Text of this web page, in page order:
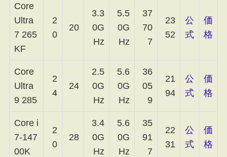
Core
Ultra
7 265
KF
2
0
20
3.3
0G
Hz
5.5
0G
Hz
37
70
7
23
52
公
式
価
格
Core
Ultra
9 285
2
4
24
2.5
0G
Hz
5.6
0G
Hz
36
05
9
21
94
公
式
価
格
Core i
7-147
00K
2
0
28
3.4
0G
Hz
5.6
0G
Hz
35
91
7
22
31
公
式
価
格